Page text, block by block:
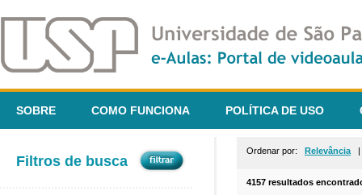
SOBRE COMO FUNCIONA POLÍTICA DE USO
Filtros de busca
Ordenar por: Relevância
4157 resultados